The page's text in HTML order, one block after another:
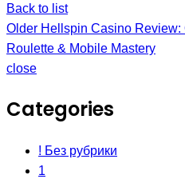
Back to list
Older Hellspin Casino Review:
Roulette & Mobile Mastery
close
Categories
! Без рубрики
1